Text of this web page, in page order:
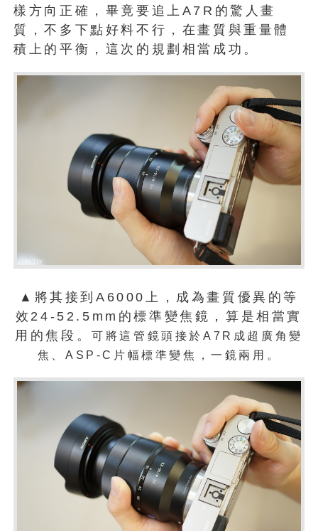
樣方向正確，畢竟要追上A7R的驚人畫
質，不多下點好料不行，在畫質與重量體
積上的平衡，這次的規劃相當成功。
▲將其接到A6000上，成為畫質優異的等
效24-52.5mm的標準變焦鏡，算是相當實
用的焦段。可將這管鏡頭接於A7R成超廣角變
焦、ASP-C片幅標準變焦，一鏡兩用。